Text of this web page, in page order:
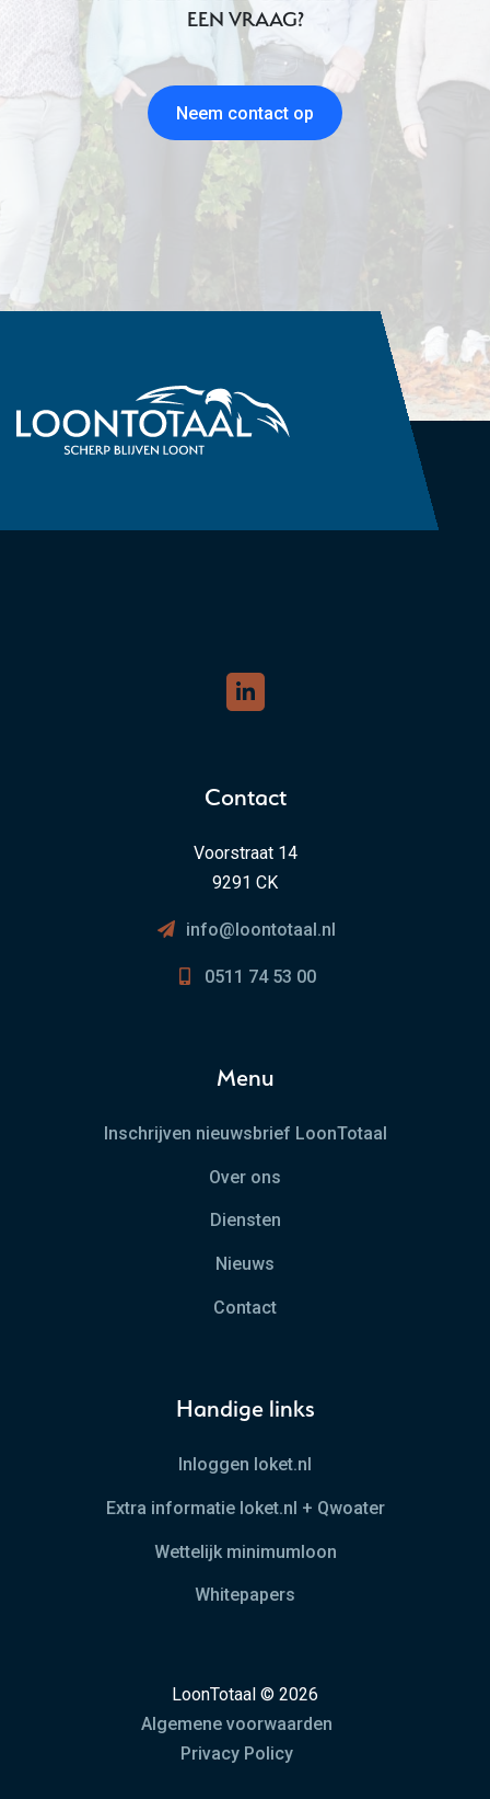
EEN VRAAG?
Neem contact op
Contact
Voorstraat 14
9291 CK
info@loontotaal.nl
0511 74 53 00
Menu
Inschrijven nieuwsbrief LoonTotaal
Over ons
Diensten
Nieuws
Contact
Handige links
Inloggen loket.nl
Extra informatie loket.nl + Qwoater
Wettelijk minimumloon
Whitepapers
LoonTotaal © 2026
Algemene voorwaarden
Privacy Policy